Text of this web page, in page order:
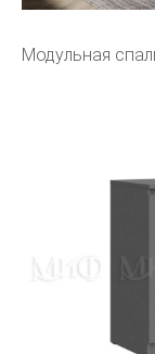
Модульная